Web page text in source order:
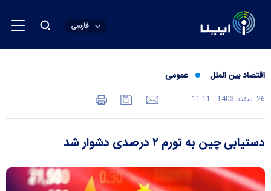
فارسی
اقتصاد بین الملل عمومی
26 اسفند 1403 - 11:11
دستیابی چین به تورم ۲ درصدی دشوار شد